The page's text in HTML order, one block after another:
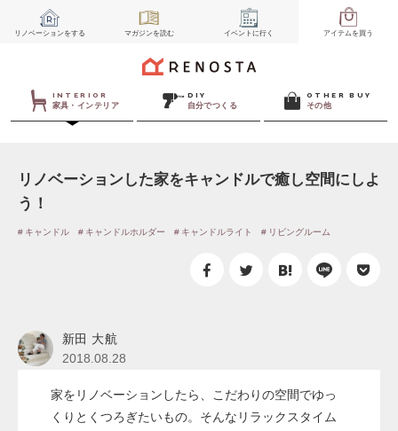
リノベーションをする マガジンを読む イベント に行く アイテムを買う
INTERIOR
家具・インテリア
DIY
自分でつくる
OTHER BUY
その他
リノベーションした家をキャンドルで癒し空間にしよ
う！
キャンドル キャンドルホルダー キャンドルライト リビングルーム
新田 大航
2018.08.28
家をリノベーションしたら、こだわりの空間でゆっ
くりとくつろぎたいもの。そんなリラックスタイム